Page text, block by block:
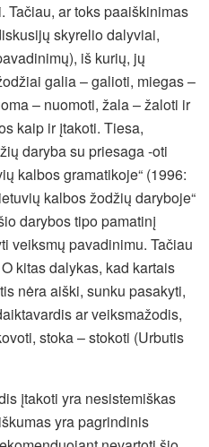
Tačiau, ar toks paaiškinimas
skyrelio dalyviai,
iš kurių, jų
galia – galioti, miegas –
– nuomoti, žala – žaloti ir
kaip ir įtakoti. Tiesa,
daryba su priesaga -oti
kalbos gramatikoje“ (1996:
kalbos žodžių daryboje“
darybos tipo pamatinį
veiksmų pavadinimu. Tačiau
kitas dalykas, kad kartais
nėra aiški, sunku pasakyti,
ar veiksmažodis,
stoka – stokoti (Urbutis
įtakoti yra nesistemiškas
yra pagrindinis